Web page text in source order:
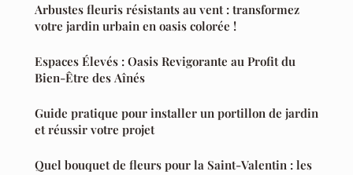
Arbustes fleuris résistants au vent : transformez
votre jardin urbain en oasis colorée !
Espaces Élevés : Oasis Revigorante au Profit du
Bien-Être des Aînés
Guide pratique pour installer un portillon de jardin
et réussir votre projet
Quel bouquet de fleurs pour la Saint-Valentin : les